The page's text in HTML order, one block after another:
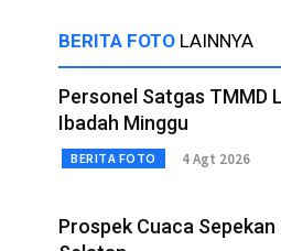
BERITA FOTO LAINNYA
Personel Satgas TMMD
Ibadah Minggu
BERITA FOTO 4 Agt 2026
Prospek Cuaca Sepekan